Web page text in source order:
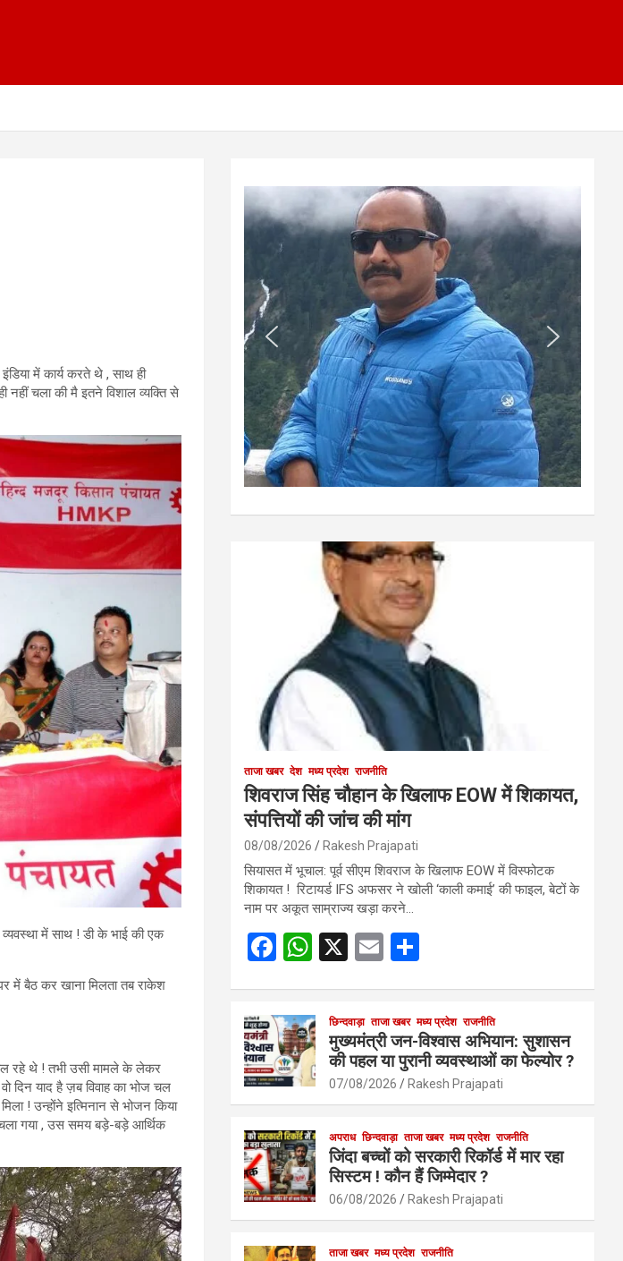
में कार्य करते थे , साथ ही
नहीं चला की मै इतने विशाल व्यक्ति से
में साथ ! डी के भाई की एक
में बैठ कर खाना मिलता तब राकेश
चल रहे थे ! तभी उसी मामले के लेकर
दिन याद है ज़ब विवाह का भोज चल
! उन्होंने इत्मिनान से भोजन किया
गया , उस समय बड़े-बड़े आर्थिक
ताजा खबर देश मध्य प्रदेश राजनीति
शिवराज सिंह चौहान के खिलाफ EOW में शिकायत,
संपत्तियों की जांच की मांग
08/08/2026 Rakesh Prajapati
सियासत में भूचाल: पूर्व सीएम शिवराज के खिलाफ EOW में विस्फोटक
शिकायत ! रिटायर्ड IFS अफसर ने खोली ‘काली कमाई’ की फाइल, बेटों के
नाम पर अकूत साम्राज्य खड़ा करने…
F
b
o
o
W
s
A
p
X
E
e
छिन्दवाड़ा ताजा खबर मध्य प्रदेश राजनीति
मुख्यमंत्री जन-विश्वास अभियान: सुशासन
की पहल या पुरानी व्यवस्थाओं का फेल्योर ?
07/08/2026 Rakesh Prajapati
अपराध छिन्दवाड़ा ताजा खबर मध्य प्रदेश राजनीति
जिंदा बच्चों को सरकारी रिकॉर्ड में मार रहा
सिस्टम ! कौन हैं जिम्मेदार ?
06/08/2026 Rakesh Prajapati
ताजा खबर मध्य प्रदेश राजनीति